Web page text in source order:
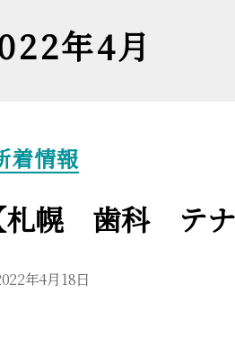
年4月
カ
テ
ゴ
ー
着情報
幌 歯科 テナ
年4月18日